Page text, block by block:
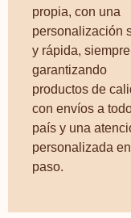
propia, con una
personalización
y rápida, siempre
garantizando
productos de
con envíos a
país y una
personalizada
paso.